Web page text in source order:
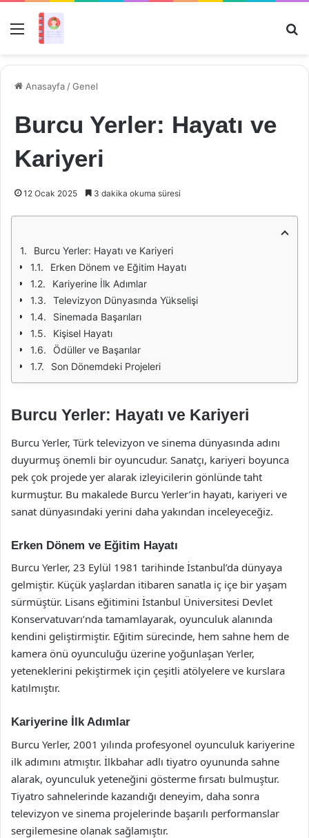
Menü
Anasayfa /Genel
Burcu Yerler: Hayatı ve
Kariyeri
12 Ocak 2025 3 dakika okuma süresi
Burcu Yerler: Hayatı ve Kariyeri
Erken Dönem ve Eğitim Hayatı
Kariyerine İlk Adımlar
Televizyon Dünyasında Yükselişi
Sinemada Başarıları
Kişisel Hayatı
Ödüller ve Başarılar
Son Dönemdeki Projeleri
Burcu Yerler: Hayatı ve Kariyeri
Burcu Yerler, Türk televizyon ve sinema dünyasında adını
duyurmuş önemli bir oyuncudur. Sanatçı, kariyeri boyunca
pek çok projede yer alarak izleyicilerin gönlünde taht
kurmuştur. Bu makalede Burcu Yerler’in hayatı, kariyeri ve
sanat dünyasındaki yerini daha yakından inceleyeceğiz.
Erken Dönem ve Eğitim Hayatı
Burcu Yerler, 23 Eylül 1981 tarihinde İstanbul’da dünyaya
gelmiştir. Küçük yaşlardan itibaren sanatla iç içe bir yaşam
sürmüştür. Lisans eğitimini İstanbul Üniversitesi Devlet
Konservatuvarı’nda tamamlayarak, oyunculuk alanında
kendini geliştirmiştir. Eğitim sürecinde, hem sahne hem de
kamera önü oyunculuğu üzerine yoğunlaşan Yerler,
yeteneklerini pekiştirmek için çeşitli atölyelere ve kurslara
katılmıştır.
Kariyerine İlk Adımlar
Burcu Yerler, 2001 yılında profesyonel oyunculuk kariyerine
ilk adımını atmıştır. İlkbahar adlı tiyatro oyununda sahne
alarak, oyunculuk yeteneğini gösterme fırsatı bulmuştur.
Tiyatro sahnelerinde kazandığı deneyim, daha sonra
televizyon ve sinema projelerinde başarılı performanslar
sergilemesine olanak sağlamıştır.